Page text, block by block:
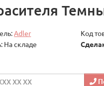
Adler Код
На складе